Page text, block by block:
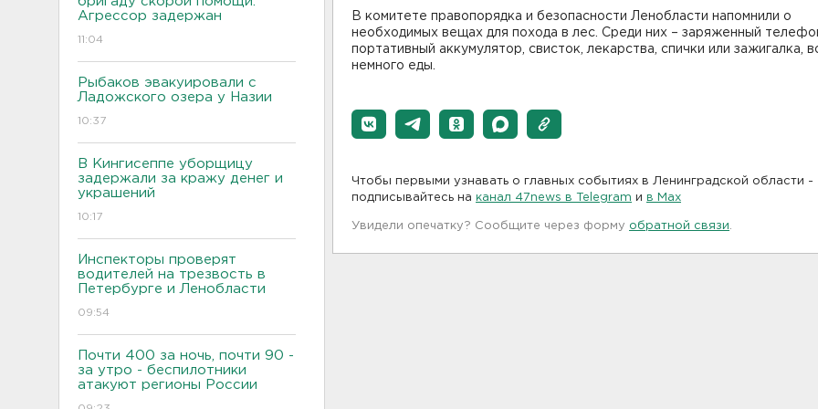
Агрессор задержан
11:04
Рыбаков эвакуировали с
Ладожского озера у Назии
10:37
В Кингисеппе уборщицу
задержали за кражу денег и
украшений
10:17
Инспекторы проверят
водителей на трезвость в
Петербурге и Ленобласти
09:54
Почти 400 за ночь, почти 90 -
за утро - беспилотники
атакуют регионы России
В комитете правопорядка и безопасности Ленобласти напомнили о
необходимых вещах для похода в лес. Среди них – заряженный
портативный аккумулятор, свисток, лекарства, спички или зажигалка,
немного еды.
Чтобы первыми узнавать о главных событиях в Ленинградской области -
подписывайтесь на канал 47news в Telegram и в Maх
Увидели опечатку? Сообщите через форму обратной связи